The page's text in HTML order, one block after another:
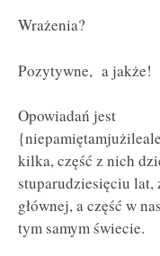
Wrażenia?
Pozytywne, a jakże!
Opowiadań jest
kilka, część z nich
stuparudziesięciu
głównej, a część w
tym samym świecie.